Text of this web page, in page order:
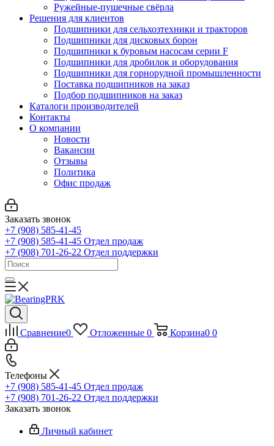
Ружейные-пушечные свёрла
Решения для клиентов
Подшипники для сельхозтехники и тракторов
Подшипники для дисковых борон
Подшипники к буровым насосам серии F
Подшипники для дробилок и оборудования
Подшипники для горнорудной промышленности
Поставка подшипников на заказ
Подбор подшипников на заказ
Каталоги производителей
Контакты
О компании
Новости
Вакансии
Отзывы
Политика
Офис продаж
Заказать звонок
+7 (908) 585-41-45
+7 (908) 585-41-45 Отдел продаж
+7 (908) 701-26-22 Отдел поддержки
Сравнение0 Отложенные 0 Корзина0 0
Телефоны
+7 (908) 585-41-45 Отдел продаж
+7 (908) 701-26-22 Отдел поддержки
Заказать звонок
Личный кабинет